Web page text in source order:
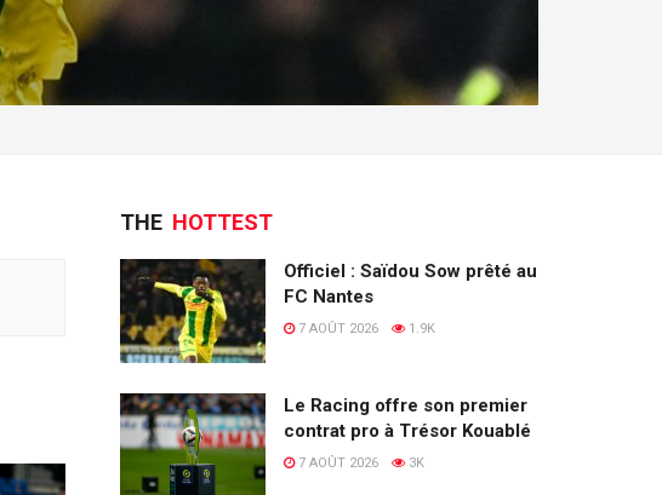
THE HOTTEST
Officiel : Saïdou Sow prêté au
FC Nantes
7 AOÛT 2026 1.9K
Le Racing offre son premier
contrat pro à Trésor Kouablé
7 AOÛT 2026 3K